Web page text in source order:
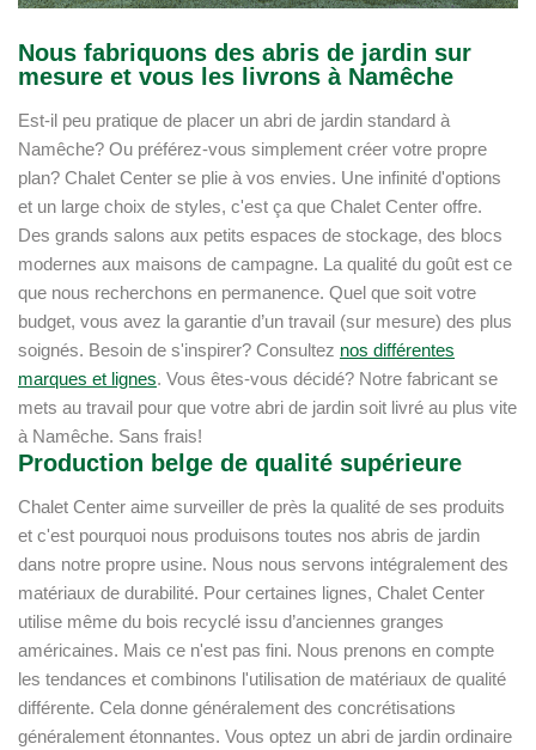
Nous fabriquons des abris de jardin sur
mesure et vous les livrons à Namêche
Est-il peu pratique de placer un abri de jardin standard à
Namêche? Ou préférez-vous simplement créer votre propre
plan? Chalet Center se plie à vos envies. Une infinité d'options
et un large choix de styles, c'est ça que Chalet Center offre.
Des grands salons aux petits espaces de stockage, des blocs
modernes aux maisons de campagne. La qualité du goût est ce
que nous recherchons en permanence. Quel que soit votre
budget, vous avez la garantie d’un travail (sur mesure) des plus
soignés. Besoin de s'inspirer? Consultez nos différentes
marques et lignes. Vous êtes-vous décidé? Notre fabricant se
mets au travail pour que votre abri de jardin soit livré au plus vite
à Namêche. Sans frais!
Production belge de qualité supérieure
Chalet Center aime surveiller de près la qualité de ses produits
et c'est pourquoi nous produisons toutes nos abris de jardin
dans notre propre usine. Nous nous servons intégralement des
matériaux de durabilité. Pour certaines lignes, Chalet Center
utilise même du bois recyclé issu d’anciennes granges
américaines. Mais ce n'est pas fini. Nous prenons en compte
les tendances et combinons l'utilisation de matériaux de qualité
différente. Cela donne généralement des concrétisations
généralement étonnantes. Vous optez un abri de jardin ordinaire